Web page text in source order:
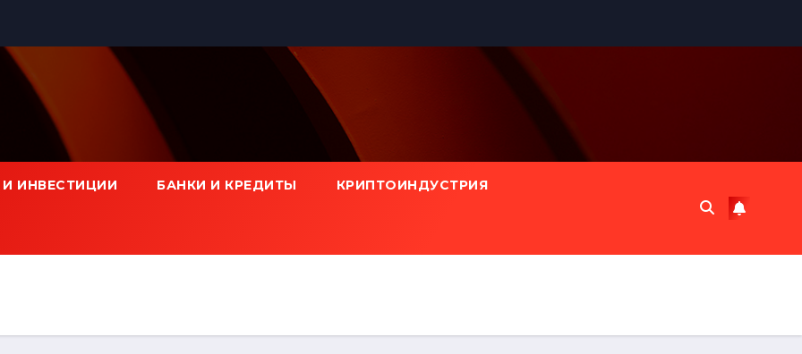
И ИНВЕСТИЦИИ БАНКИ И КРЕДИТЫ КРИПТОИНДУСТРИЯ